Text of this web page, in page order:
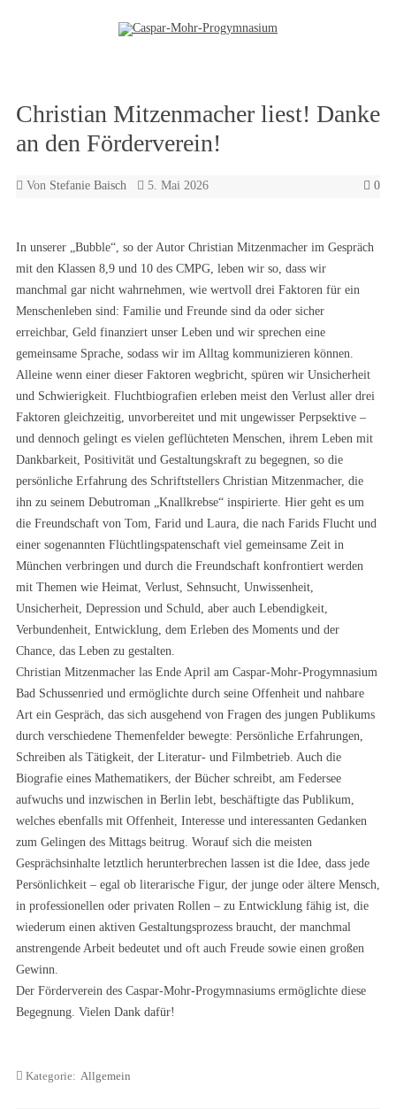
Christian Mitzenmacher liest! Danke
an den Förderverein!
Von Stefanie Baisch 5. Mai 2026 0
In unserer „Bubble“, so der Autor Christian Mitzenmacher im Gespräch
mit den Klassen 8,9 und 10 des CMPG, leben wir so, dass wir
manchmal gar nicht wahrnehmen, wie wertvoll drei Faktoren für ein
Menschenleben sind: Familie und Freunde sind da oder sicher
erreichbar, Geld finanziert unser Leben und wir sprechen eine
gemeinsame Sprache, sodass wir im Alltag kommunizieren können.
Alleine wenn einer dieser Faktoren wegbricht, spüren wir Unsicherheit
und Schwierigkeit. Fluchtbiografien erleben meist den Verlust aller drei
Faktoren gleichzeitig, unvorbereitet und mit ungewisser Perpsektive –
und dennoch gelingt es vielen geflüchteten Menschen, ihrem Leben mit
Dankbarkeit, Positivität und Gestaltungskraft zu begegnen, so die
persönliche Erfahrung des Schriftstellers Christian Mitzenmacher, die
ihn zu seinem Debutroman „Knallkrebse“ inspirierte. Hier geht es um
die Freundschaft von Tom, Farid und Laura, die nach Farids Flucht und
einer sogenannten Flüchtlingspatenschaft viel gemeinsame Zeit in
München verbringen und durch die Freundschaft konfrontiert werden
mit Themen wie Heimat, Verlust, Sehnsucht, Unwissenheit,
Unsicherheit, Depression und Schuld, aber auch Lebendigkeit,
Verbundenheit, Entwicklung, dem Erleben des Moments und der
Chance, das Leben zu gestalten.
Christian Mitzenmacher las Ende April am Caspar-Mohr-Progymnasium
Bad Schussenried und ermöglichte durch seine Offenheit und nahbare
Art ein Gespräch, das sich ausgehend von Fragen des jungen Publikums
durch verschiedene Themenfelder bewegte: Persönliche Erfahrungen,
Schreiben als Tätigkeit, der Literatur- und Filmbetrieb. Auch die
Biografie eines Mathematikers, der Bücher schreibt, am Federsee
aufwuchs und inzwischen in Berlin lebt, beschäftigte das Publikum,
welches ebenfalls mit Offenheit, Interesse und interessanten Gedanken
zum Gelingen des Mittags beitrug. Worauf sich die meisten
Gesprächsinhalte letztlich herunterbrechen lassen ist die Idee, dass jede
Persönlichkeit – egal ob literarische Figur, der junge oder ältere Mensch,
in professionellen oder privaten Rollen – zu Entwicklung fähig ist, die
wiederum einen aktiven Gestaltungsprozess braucht, der manchmal
anstrengende Arbeit bedeutet und oft auch Freude sowie einen großen
Gewinn.
Der Förderverein des Caspar-Mohr-Progymnasiums ermöglichte diese
Begegnung. Vielen Dank dafür!
Kategorie: Allgemein